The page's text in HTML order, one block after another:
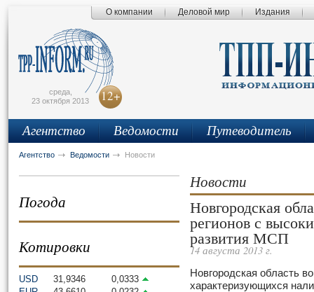
О компании Деловой мир Издания
среда,
23 октября 2013
12+
Агентство Ведомости Путеводитель
Агентство Ведомости Новости
Погода
Котировки
USD 31,9346
0,0333
Новости
Новгородская
регионов с
развития МСП
14 августа 2013 г.
Новгородская область
характеризующихся